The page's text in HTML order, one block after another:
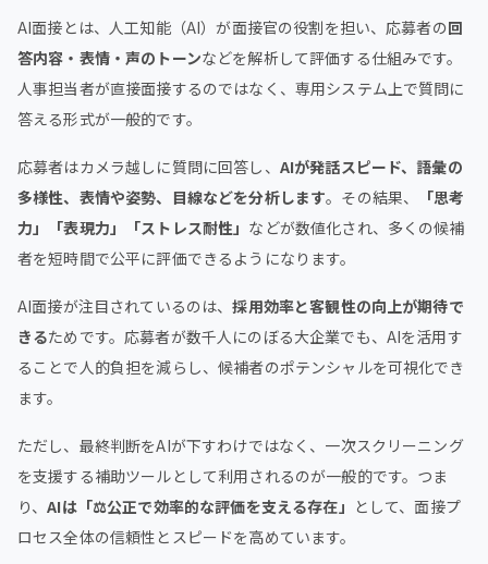
AI面接とは、人工知能（AI）が面接官の役割を担い、応募者の回
答内容・表情・声のトーンなどを解析して評価する仕組みです。
人事担当者が直接面接するのではなく、専用システム上で質問に
答える形式が一般的です。
応募者はカメラ越しに質問に回答し、 AIが発話スピード、語彙の
多様性、表情や姿勢、目線などを分析します。その結果、
「思考
力」「表現力」「ストレス耐性」 などが数値化され、多くの候補
者を短時間で公平に評価できるようになります。
AI面接が注目されているのは、採用効率と客観性の向上が期待で
きるためです。応募者が数千人にのぼる大企業でも、AIを活用す
ることで人的負担を減らし、候補者のポテンシャルを可視化でき
ます。
ただし、最終判断をAIが下すわけではなく、一次スクリーニング
を支援する補助ツールとして利用されるのが一般的です。つま
り、AIは「⚖️公正で効率的な評価を支える存在」 として、面接プ
ロセス全体の信頼性とスピードを高めています。